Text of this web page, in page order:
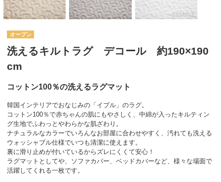
オープン
洗えるキルトラグ デコール 約190×190
cm
コットン100％の洗えるラグマット
韓国インテリアでおなじみの「イブル」のラグ。
コットン100％で赤ちゃんの肌にもやさしく、中綿が入ったキルティン
グ生地でふわっとやわらかな肌ざわり。
ナチュラルなカラーでいろんなお部屋に合わせやすく、汚れても洗える
ウォッシャブル仕様でいつも清潔に使えます。
裏に滑り止めが付いているからズレにくくて安心！
ラグマットとしてや、ソファカバー、ベッドカバーなど、様々な場面で
活躍してくれる一枚です。